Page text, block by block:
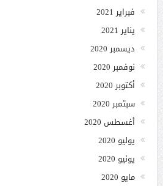
فبراير 2021
يناير 2021
ديسمبر 2020
نوفمبر 2020
أكتوبر 2020
سبتمبر 2020
أغسطس 2020
يوليو 2020
يونيو 2020
مايو 2020